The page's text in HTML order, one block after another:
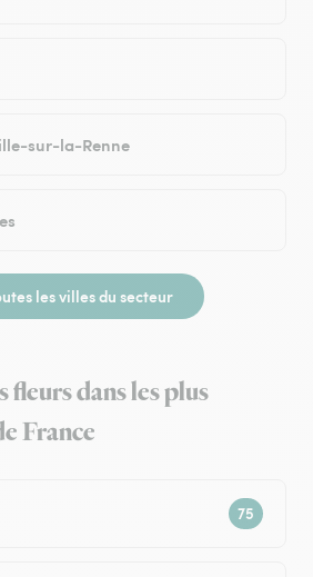
sur-la-Renne
les villes du secteur
fleurs dans les plus
France